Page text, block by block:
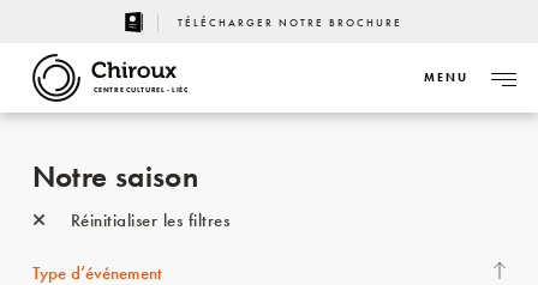
TÉLÉCHARGER NOTRE BROCHURE
CENTRE CULTUREL - LIÈGE
MENU
Notre saison
Réinitialiser les filtres
Type d’événement